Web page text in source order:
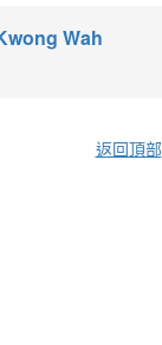
Wah
返回頂部